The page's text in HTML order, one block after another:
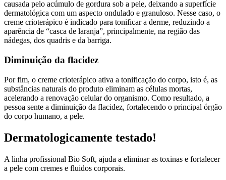
causada pelo acúmulo de gordura sob a pele, deixando a superfície
dermatológica com um aspecto ondulado e granuloso. Nesse caso, o
creme crioterápico é indicado para tonificar a derme, reduzindo a
aparência de “casca de laranja”, principalmente, na região das
nádegas, dos quadris e da barriga.
Diminuição da flacidez
Por fim, o creme crioterápico ativa a tonificação do corpo, isto é, as
substâncias naturais do produto eliminam as células mortas,
acelerando a renovação celular do organismo. Como resultado, a
pessoa sente a diminuição da flacidez, fortalecendo o principal órgão
do corpo humano, a pele.
Dermatologicamente testado!
A linha profissional Bio Soft, ajuda a eliminar as toxinas e fortalecer
a pele com cremes e fluidos corporais.